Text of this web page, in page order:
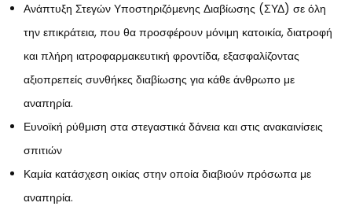
Ανάπτυξη Στεγών Υποστηριζόμενης Διαβίωσης (ΣΥΔ) σε όλη
την επικράτεια, που θα προσφέρουν μόνιμη κατοικία, διατροφή
και πλήρη ιατροφαρμακευτική φροντίδα, εξασφαλίζοντας
αξιοπρεπείς συνθήκες διαβίωσης για κάθε άνθρωπο με
αναπηρία.
Ευνοϊκή ρύθμιση στα στεγαστικά δάνεια και στις ανακαινίσεις
σπιτιών
Καμία κατάσχεση οικίας στην οποία διαβιούν πρόσωπα με
αναπηρία.